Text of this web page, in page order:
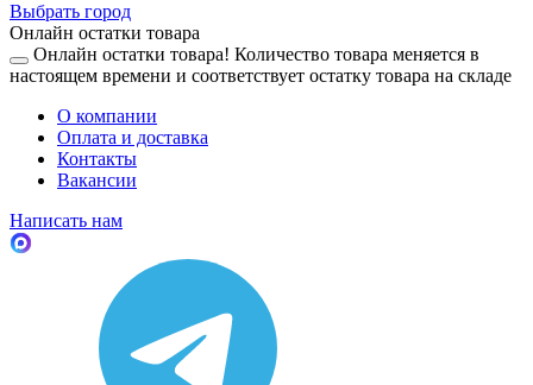
Выбрать город
Онлайн остатки товара
Онлайн остатки товара! Количество товара меняется в
настоящем времени и соответствует остатку товара на складе
О компании
Оплата и доставка
Контакты
Вакансии
Написать нам